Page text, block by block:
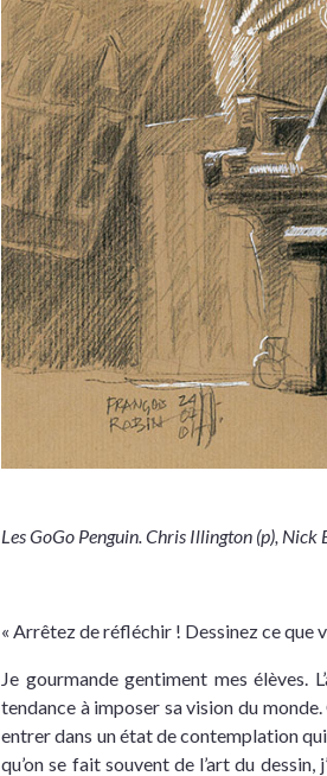
Les GoGo Penguin. Chris Illington (p),
« Arrêtez de réfléchir ! Dessinez ce que
Je gourmande gentiment mes élèves.
tendance à imposer sa vision du
entrer dans un état de contemplation
qu’on se fait souvent de l’art du